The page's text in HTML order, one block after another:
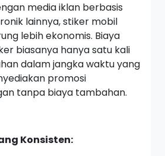
media iklan berbasis
lainnya, stiker mobil
lebih ekonomis. Biaya
biasanya hanya satu kali
dalam jangka waktu yang
promosi
tanpa biaya tambahan.
Konsisten: